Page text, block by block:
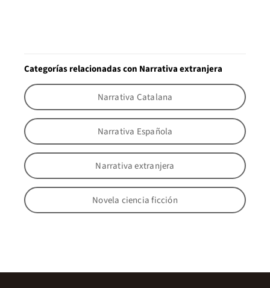
Categorías relacionadas con Narrativa extranjera
Narrativa Catalana
Narrativa Española
Narrativa extranjera
Novela ciencia ficción